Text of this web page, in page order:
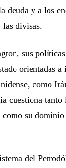
deuda y a los
divisas.
sus
orientadas
como
cuestiona
su
del